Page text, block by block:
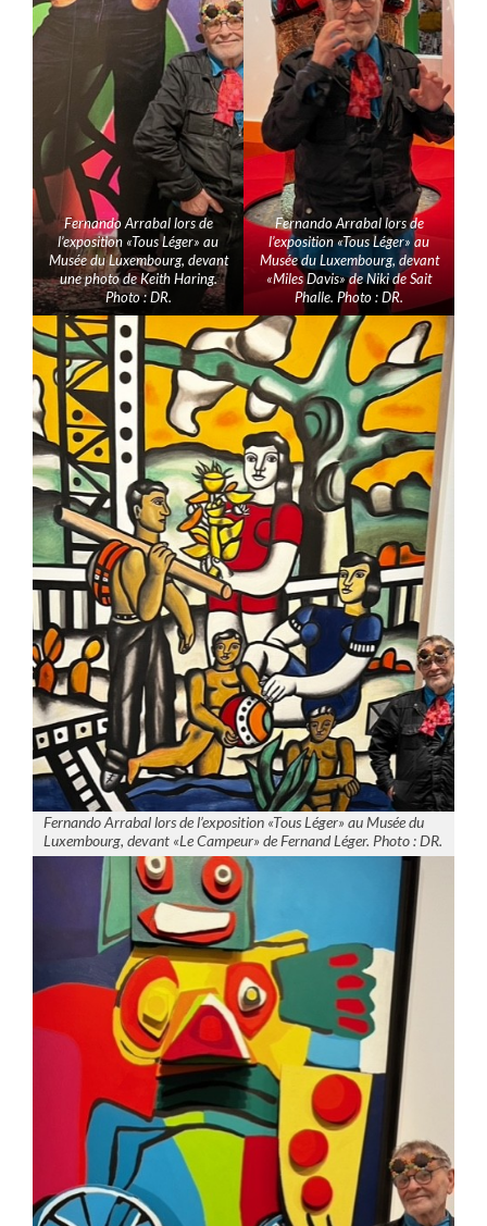
Fernando Arrabal lors de
l’exposition «Tous Léger» au
Musée du Luxembourg, devant
une photo de Keith Haring.
Photo : DR.
Fernando Arrabal lors de
l’exposition «Tous Léger» au
Musée du Luxembourg, devant
«Miles Davis» de Niki de Sait
Phalle. Photo : DR.
Fernando Arrabal lors de l’exposition «Tous Léger» au Musée du
Luxembourg, devant «Le Campeur» de Fernand Léger. Photo : DR.